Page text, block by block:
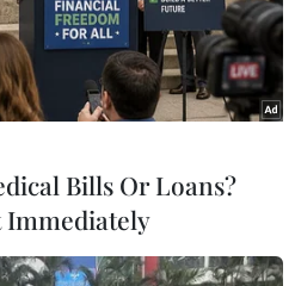
Bills Or Loans?
Immediately